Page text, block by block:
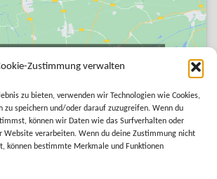
Zustimmung verwalten
zu bieten, verwenden wir Technologien wie Cookies,
speichern und/oder darauf zuzugreifen. Wenn du
können wir Daten wie das Surfverhalten oder
Website verarbeiten. Wenn du deine Zustimmung nicht
können bestimmte Merkmale und Funktionen
Cookie-Richtlinie
ICH STIMME ZU